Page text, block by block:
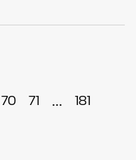
70 71 ... 181